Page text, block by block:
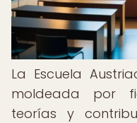
La Escuela
moldeada por
teorías y